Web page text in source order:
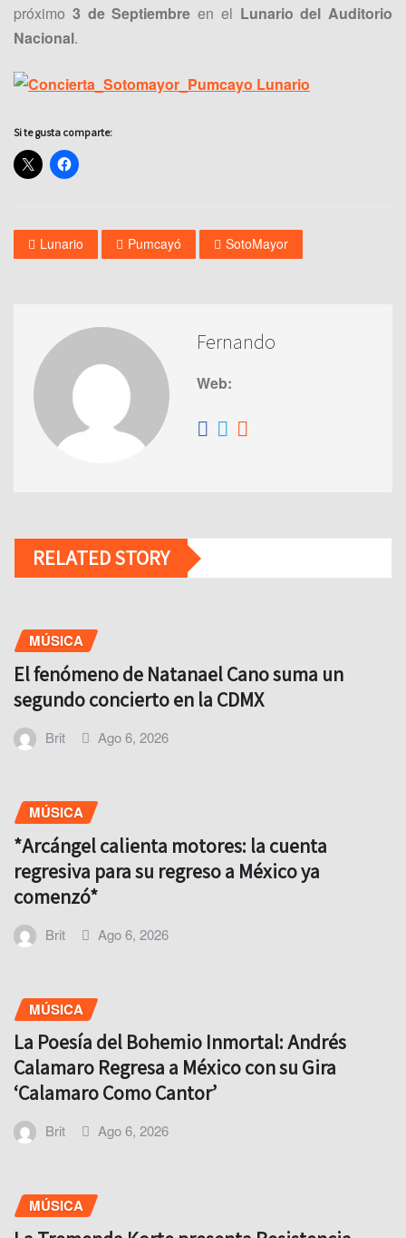
próximo 3 de Septiembre en el Lunario del Auditorio
Nacional.
Si te gusta comparte:
Lunario Pumcayó SotoMayor
Fernando
Web:
RELATED STORY
MÚSICA
El fenómeno de Natanael Cano suma un
segundo concierto en la CDMX
Brit Ago 6, 2026
MÚSICA
*Arcángel calienta motores: la cuenta
regresiva para su regreso a México ya
comenzó*
Brit Ago 6, 2026
MÚSICA
La Poesía del Bohemio Inmortal: Andrés
Calamaro Regresa a México con su Gira
‘Calamaro Como Cantor’
Brit Ago 6, 2026
MÚSICA